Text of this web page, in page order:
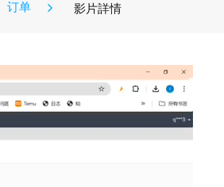
订单 影片詳情